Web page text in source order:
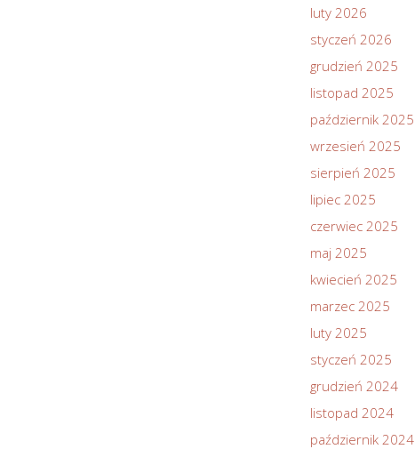
luty 2026
styczeń 2026
grudzień 2025
listopad 2025
październik 2025
wrzesień 2025
sierpień 2025
lipiec 2025
czerwiec 2025
maj 2025
kwiecień 2025
marzec 2025
luty 2025
styczeń 2025
grudzień 2024
listopad 2024
październik 2024